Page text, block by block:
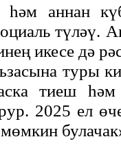
аннан
түләү.
икесе дә
туры
тиеш һәм
2025 ел